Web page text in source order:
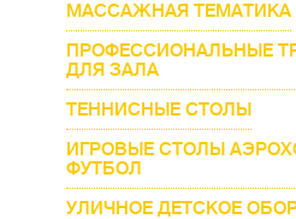
МАССАЖНАЯ ТЕМАТИКА
ПРОФЕССИОНАЛЬНЫЕ
ДЛЯ ЗАЛА
ТЕННИСНЫЕ СТОЛЫ
ИГРОВЫЕ СТОЛЫ
ФУТБОЛ
УЛИЧНОЕ ДЕТСКОЕ